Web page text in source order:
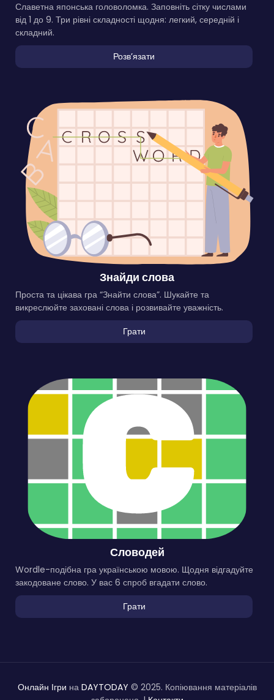
Славетна японська головоломка. Заповніть сітку числами
від 1 до 9. Три рівні складності щодня: легкий, середній і
складний.
Розвʼязати
Знайди слова
Проста та цікава гра “Знайти слова”. Шукайте та
викреслюйте заховані слова і розвивайте уважність.
Грати
Словодей
Wordle-подібна гра українською мовою. Щодня відгадуйте
закодоване слово. У вас 6 спроб вгадати слово.
Грати
Онлайн Ігри на DAYTODAY © 2025. Копіювання матеріалів